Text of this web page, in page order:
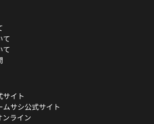
て
て
サイト
ムサシ公式サイト
ンライン